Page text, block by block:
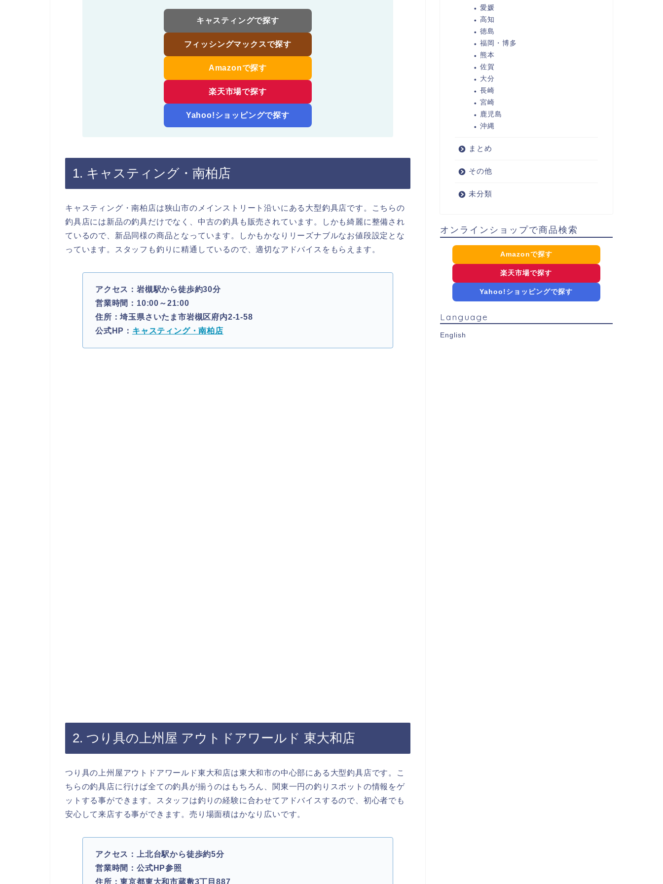
キャスティングで探す
フィッシングマックスで探す
Amazonで探す
楽天市場で探す
Yahoo!ショッピングで探す
1. キャスティング・南柏店
キャスティング・南柏店は狭山市のメインストリート沿いにある大型釣具店です。こちらの
釣具店には新品の釣具だけでなく、中古の釣具も販売されています。しかも綺麗に整備され
ているので、新品同様の商品となっています。しかもかなりリーズナブルなお値段設定とな
っています。スタッフも釣りに精通しているので、適切なアドバイスをもらえます。
アクセス：岩槻駅から徒歩約30分
営業時間：10:00～21:00
住所：埼玉県さいたま市岩槻区府内2-1-58
公式HP： キャスティング・南柏店
2. つり具の上州屋 アウトドアワールド 東大和店
つり具の上州屋アウトドアワールド東大和店は東大和市の中心部にある大型釣具店です。こ
ちらの釣具店に行けば全ての釣具が揃うのはもちろん、関東一円の釣りスポットの情報をゲ
ットする事ができます。スタッフは釣りの経験に合わせてアドバイスするので、初心者でも
安心して来店する事ができます。売り場面積はかなり広いです。
アクセス：上北台駅から徒歩約5分
営業時間：公式HP参照
住所：東京都東大和市蔵敷3丁目887
愛媛
高知
徳島
福岡・博多
熊本
佐賀
大分
長崎
宮崎
鹿児島
沖縄
まとめ
その他
未分類
オンラインショップで商品検索
Amazonで探す
楽天市場で探す
Yahoo!ショッピングで探す
Language
English